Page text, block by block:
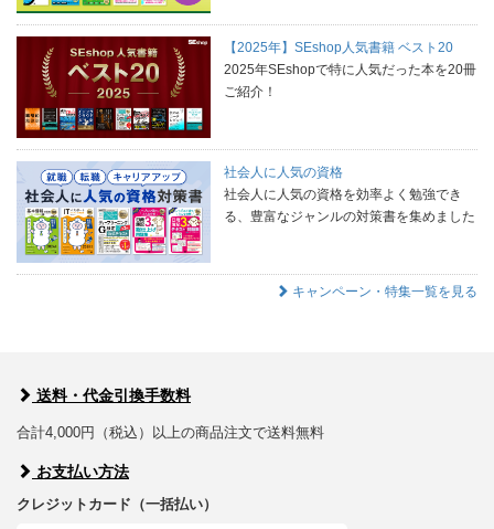
【2025年】SEshop人気書籍 ベスト20
2025年SEshopで特に人気だった本を20冊
ご紹介！
社会人に人気の資格
社会人に人気の資格を効率よく勉強でき
る、豊富なジャンルの対策書を集めました
キャンペーン・特集一覧を見る
送料・代金引換手数料
合計4,000円（税込）以上の商品注文で送料無料
お支払い方法
クレジットカード（一括払い）